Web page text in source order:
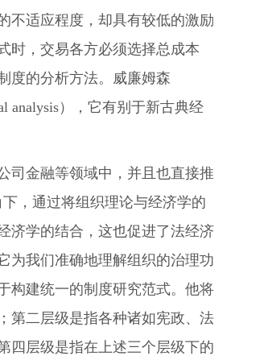
不适应程度，却具有较低的激励
时，交易各方必须选择总成本
度的分析方法。威廉姆森
analysis），它有别于新古典经
司金融等领域中，并且也直接推
，通过将组织理论与经济学的
济学的结合，这也促进了法经济
为我们准确地理解组织的治理功
构建统一的制度研究范式。他将
第二层级是指各种诸如宪政、法
四层级是指在上述三个层级下的